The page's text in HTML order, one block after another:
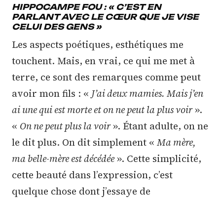
HIPPOCAMPE FOU : « C’EST EN
PARLANT AVEC LE CŒUR QUE JE VISE
CELUI DES GENS »
Les aspects poétiques, esthétiques me
touchent. Mais, en vrai, ce qui me met à
terre, ce sont des remarques comme peut
avoir mon fils : « J’ai deux mamies. Mais j’en
ai une qui est morte et on ne peut la plus voir».
« On ne peut plus la voir». Étant adulte, on ne
le dit plus. On dit simplement « Ma mère,
ma belle-mère est décédée». Cette simplicité,
cette beauté dans l’expression, c’est
quelque chose dont j’essaye de